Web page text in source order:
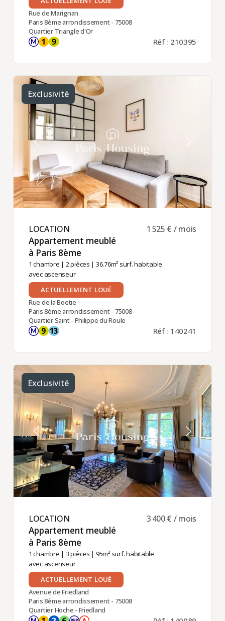
Rue de Marignan
Paris 8ème arrondissement - 75008
Quartier Triangle d'Or
Réf : 210395
Exclusivité
LOCATION ​
Appartement meublé
à Paris 8ème ​
1 chambre | 2 pièces | 36.76m² surf. habitable
avec ascenseur
1 525 € / mois
ACTUELLEMENT LOUÉ
Rue de la Boetie
Paris 8ème arrondissement - 75008
Quartier Saint - Philippe du Roule
Réf : 140241
Exclusivité
LOCATION ​
Appartement meublé
à Paris 8ème ​
1 chambre | 3 pièces | 95m² surf. habitable
avec ascenseur
3 400 € / mois
ACTUELLEMENT LOUÉ
Avenue de Friedland
Paris 8ème arrondissement - 75008
Quartier Hoche - Friedland